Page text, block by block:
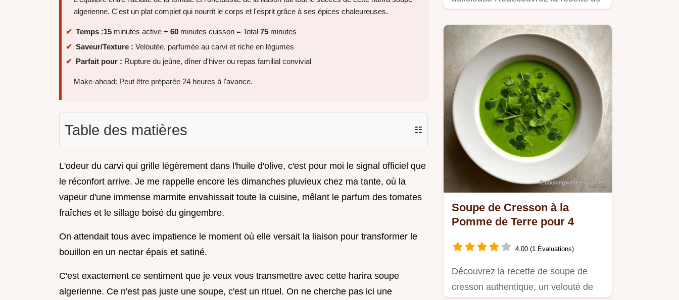
algerienne. C'est un plat complet qui nourrit le corps et l'esprit grâce à ses épices chaleureuses.
Temps :15 minutes active + 60 minutes cuisson = Total 75 minutes
Saveur/Texture : Veloutée, parfumée au carvi et riche en légumes
Parfait pour : Rupture du jeûne, dîner d'hiver ou repas familial convivial
Make-ahead: Peut être préparée 24 heures à l'avance.
Table des matières ☷
L'odeur du carvi qui grille légèrement dans l'huile d'olive, c'est pour moi le signal officiel que
le réconfort arrive. Je me rappelle encore les dimanches pluvieux chez ma tante, où la
vapeur d'une immense marmite envahissait toute la cuisine, mêlant le parfum des tomates
fraîches et le sillage boisé du gingembre.
On attendait tous avec impatience le moment où elle versait la liaison pour transformer le
bouillon en un nectar épais et satiné.
C'est exactement ce sentiment que je veux vous transmettre avec cette harira soupe
algerienne. Ce n'est pas juste une soupe, c'est un rituel. On ne cherche pas ici une
Soupe de Cresson à la
Pomme de Terre pour 4
4.00 (1 Évaluations)
Découvrez la recette de soupe de
cresson authentique, un velouté de